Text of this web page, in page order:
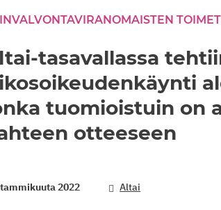
TOIMET
tasavallassa
tuomioistuin on
otteeseen
2022 Altai